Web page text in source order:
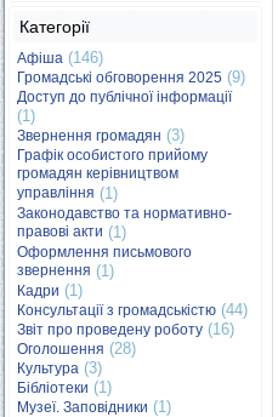
Категорії
Афіша (146)
Громадські обговорення 2025 (9)
Доступ до публічної інформації
(1)
Звернення громадян (3)
Графік особистого прийому
громадян керівництвом
управління (1)
Законодавство та нормативно-
правові акти (1)
Оформлення письмового
звернення (1)
Кадри (1)
Консультації з громадськістю (44)
Звіт про проведену роботу (16)
Оголошення (28)
Культура (3)
Бібліотеки (1)
Музеї. Заповідники (1)